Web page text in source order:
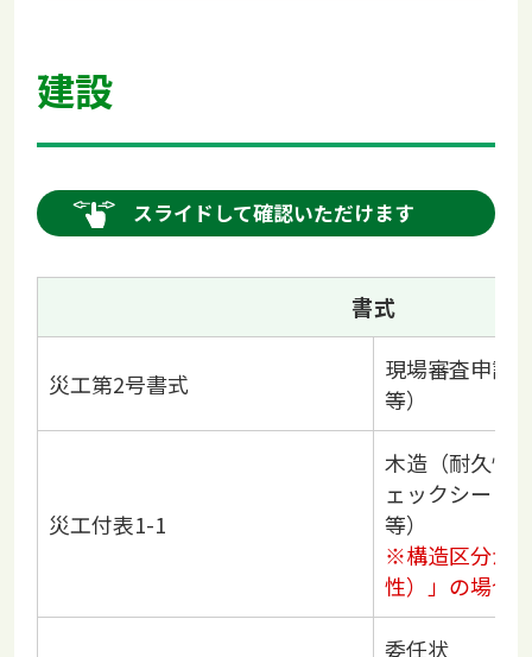
建設
スライドして確認いただけます
書式
災工第2号書式
現場審査申請
等）
災工付表1-1
木造（耐久性
ェックシート
等）
※構造区分が
性）」の場合
委任状